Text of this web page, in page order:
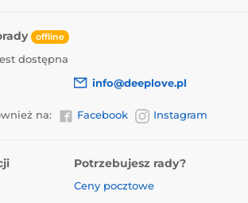
offline
dostępna
info@deeplove.pl
na: Facebook Instagram
Potrzebujesz rady?
Ceny pocztowe